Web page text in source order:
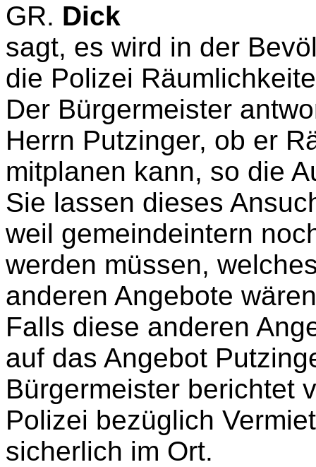
GR. Dick
sagt, es wird in der
die Polizei
Der Bürgermeister
Herrn Putzinger, ob er
mitplanen kann, so die
Sie lassen dieses
weil gemeindeintern
werden müssen,
anderen Angebote
Falls diese anderen
auf das Angebot
Bürgermeister berichtet
Polizei bezüglich
sicherlich im Ort.